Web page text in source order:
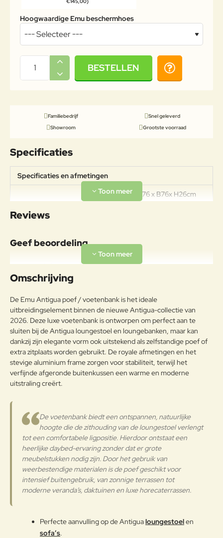
Hoogwaardige Emu beschermhoes
BESTELLEN
Familiebedrijf
Snel geleverd
Showroom
Grootste voorraad
Specificaties
Specificaties en afmetingen
Specificaties
Afmetingen: L76 x B76x H26cm
Zithoogte: 41cm (incl. kussen)
Aluminium
Aluminiumlegeringen,
buitengewoon geschikt voor de
weerstaan en met poeder gelakt.
Onderhoudsadvies
Aluminium
Om het product lange tijd in
uitstekende staat te houden, raden
we aan om het correct en
regelmatig te reinigen. Verricht de
reiniging vaker op plaatsen die
oppervlakken met een zachte doek
en met water of neutrale
reinigingsmiddelen te reinigen. De
langdurige en continue
blootstelling aan intense uv-
straling of aan erg lage
temperaturen kunnen de originele
eigenschappen van de mooie
om de producten wanneer ze
lange tijd niet gebruikt worden of
Reviews
Geef beoordeling
Uw naam:
g:
Note:HTML-code wordt niet vertaald!
Waardering:
Waarderin
g:
Slecht Goed
Omschrijving
De Emu Antigua poef / voetenbank is het ideale
uitbreidingselement binnen de nieuwe Antigua-collectie van
2026. Deze luxe voetenbank is ontworpen om perfect aan te
sluiten bij de Antigua loungestoel en loungebanken, maar kan
dankzij zijn elegante vorm ook uitstekend als zelfstandige poef of
extra zitplaats worden gebruikt. De royale afmetingen en het
stevige aluminium frame zorgen voor stabiliteit, terwijl het
verfijnde afgeronde buitenkussen een warme en moderne
uitstraling creërt.
De voetenbank biedt een ontspannen, natuurlijke
hoogte die de zithouding van de loungestoel verlengt
tot een comfortabele ligpositie. Hierdoor ontstaat een
heerlijke daybed-ervaring zonder dat er grote
meubelstukken nodig zijn. Door het gebruik van
weerbestendige materialen is de poef geschikt voor
intensief buitengebruik, van zonnige terrassen tot
moderne veranda’s, daktuinen en luxe horecaterrassen.
Perfecte aanvulling op de Antigualoungestoelen
sofa’s.